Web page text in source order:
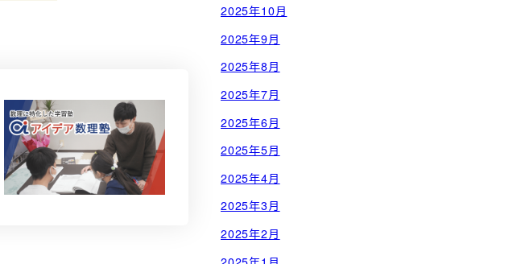
2025年10月
2025年9月
2025年8月
2025年7月
2025年6月
2025年5月
2025年4月
2025年3月
2025年2月